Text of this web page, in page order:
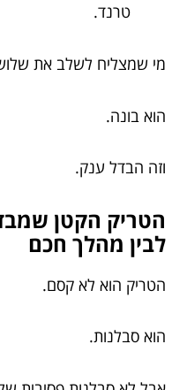
טרנד.
מי שמצליח לשלב את
הוא בונה.
וזה הבדל ענק.
הטריק הקטן
לבין מהלך חכם
הטריק הוא לא קסם.
הוא סבלנות.